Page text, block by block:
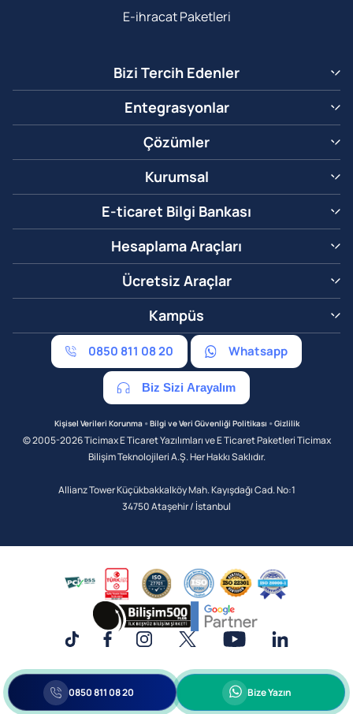
E-ihracat Paketleri
Bizi Tercih Edenler
Entegrasyonlar
Çözümler
Kurumsal
E-ticaret Bilgi Bankası
Hesaplama Araçları
Ücretsiz Araçlar
Kampüs
0850 811 08 20 Whatsapp
Biz Sizi Arayalım
Kişisel Verileri Korunma•Bilgi ve Veri Güvenliği Politikası •Gizlilik
© 2005-2026 Ticimax E Ticaret Yazılımları ve E Ticaret Paketleri Ticimax
Bilişim Teknolojileri A.Ş. Her Hakkı Saklıdır.
Allianz Tower Küçükbakkalköy Mah. Kayışdağı Cad. No:1
34750 Ataşehir / İstanbul
Bize Yazın
0850 811 08 20